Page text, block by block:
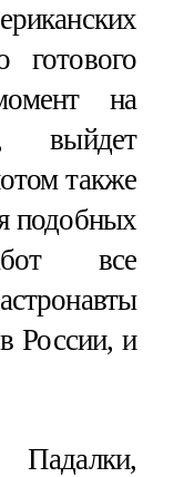
готового
на
выйдет
также
подобных
все
России, и